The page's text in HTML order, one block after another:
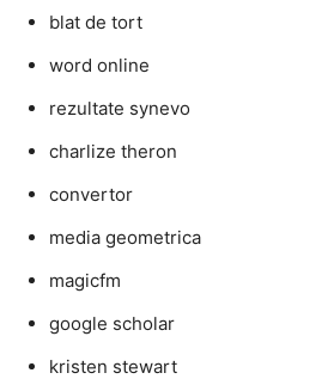
blat de tort
word online
rezultate synevo
charlize theron
convertor
media geometrica
magicfm
google scholar
kristen stewart